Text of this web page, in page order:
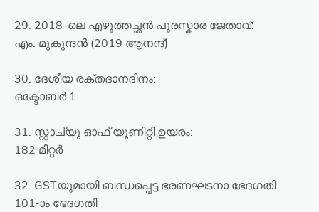
29. 2018-ലെ എഴുത്തച്ഛൻ പുരസ്കാര ജേതാവ്:
എം. മുകുന്ദൻ (2019 ആനന്ദ്)
30. ദേശീയ രക്തദാനദിനം:
ഒക്ടോബർ 1
31. സ്റ്റാച്യു ഓഫ് യൂണിറ്റി ഉയരം:
182 മീറ്റർ
32. GSTയുമായി ബന്ധപ്പെട്ട ഭരണഘടനാ ഭേദഗതി:
101-ാം ഭേദഗതി